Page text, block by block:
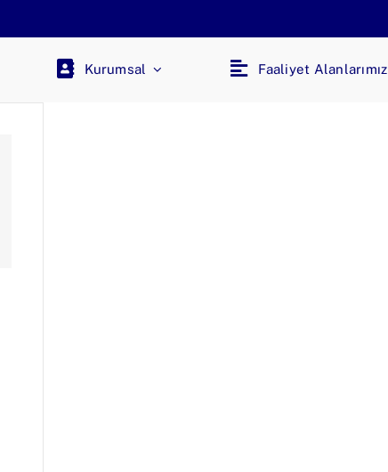
Kurumsal Faaliyet Alanlarımız